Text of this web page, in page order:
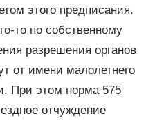
этого предписания.
то по собственному
разрешения органов
от имени малолетнего
При этом норма 575
отчуждение